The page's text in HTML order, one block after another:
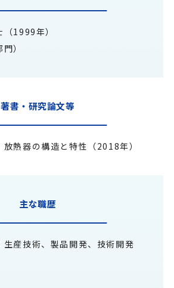
1999年）
）
著書・研究論文等
熱器の構造と特性（2018年）
主な職歴
生産技術、製品開発、技術開発